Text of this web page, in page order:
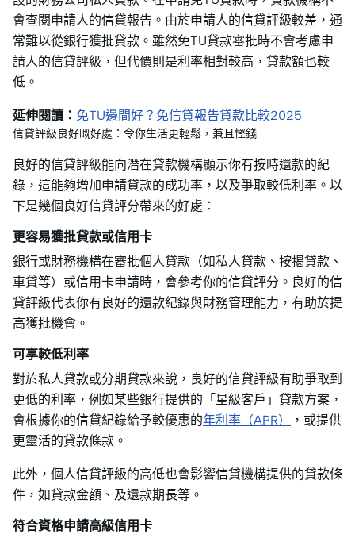
會查閱申請人的信貸報告。由於申請人的信貸評級較差，通
常難以從銀行獲批貸款。雖然免TU貸款審批時不會考慮申
請人的信貸評級，但代價則是利率相對較高，貸款額也較
低。
延伸閱讀： 免TU邊間好？免信貸報告貸款比較2025
信貸評級良好嘅好處：令你生活更輕鬆，兼且慳錢
良好的信貸評級能向潛在貸款機構顯示你有按時還款的紀
錄，這能夠增加申請貸款的成功率，以及爭取較低利率。以
下是幾個良好信貸評分帶來的好處：
更容易獲批貸款或信用卡
銀行或財務機構在審批個人貸款（如私人貸款、按揭貸款、
車貸等）或信用卡申請時，會參考你的信貸評分。良好的信
貸評級代表你有良好的還款紀錄與財務管理能力，有助於提
高獲批機會。
可享較低利率
對於私人貸款或分期貸款來說，良好的信貸評級有助爭取到
更低的利率，例如某些銀行提供的「星級客戶」貸款方案，
會根據你的信貸紀錄給予較優惠的年利率（APR）
，或提供
更靈活的貸款條款。
此外，個人信貸評級的高低也會影響信貸機構提供的貸款條
件，如貸款金額、及還款期長等。
符合資格申請高級信用卡